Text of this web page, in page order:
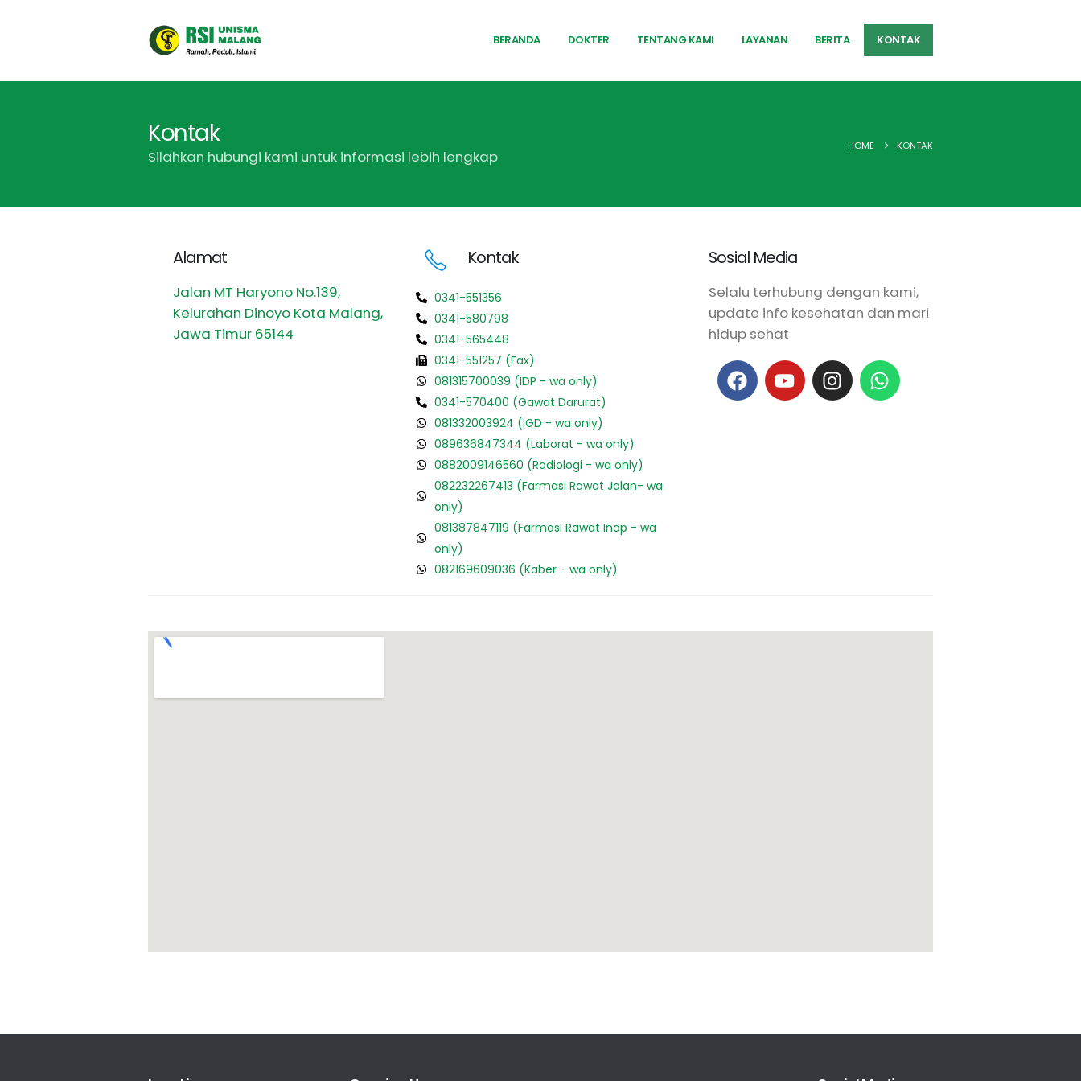
BERANDA DOKTER TENTANG KAMI LAYANAN BERITA KONTAK
Kontak
Silahkan hubungi kami untuk informasi lebih lengkap
HOME KONTAK
Alamat
Jalan MT Haryono No.139,
Kelurahan Dinoyo Kota Malang,
Jawa Timur 65144
Kontak
0341-551356
0341-580798
0341-565448
0341-551257 (Fax)
081315700039 (IDP - wa only)
0341-570400 (Gawat Darurat)
081332003924 (IGD - wa only)
089636847344 (Laborat - wa only)
0882009146560 (Radiologi - wa only)
082232267413 (Farmasi Rawat Jalan- wa
only)
081387847119 (Farmasi Rawat Inap - wa
only)
082169609036 (Kaber - wa only)
Sosial Media
Selalu terhubung dengan kami,
update info kesehatan dan mari
hidup sehat